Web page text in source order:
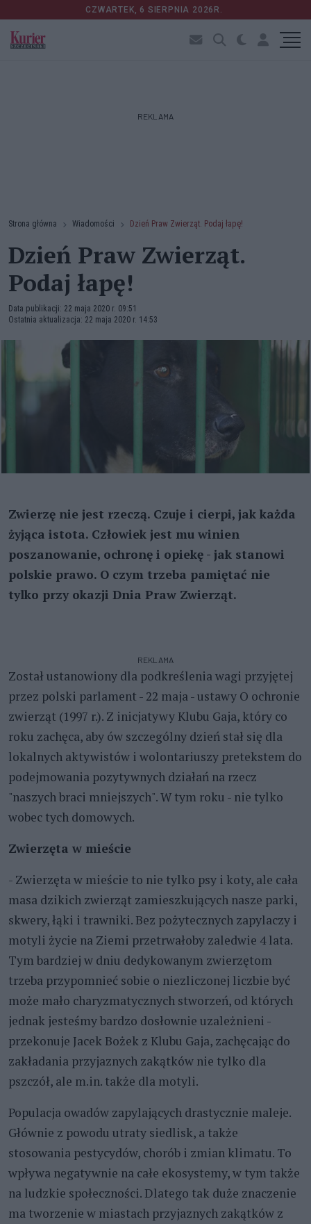
CZWARTEK, 6 SIERPNIA 2026R.
REKLAMA
Strona główna Wiadomości Dzień Praw Zwierząt. Podaj łapę!
Dzień Praw Zwierząt.
Podaj łapę!
Data publikacji: 22 maja 2020 r. 09:51
Ostatnia aktualizacja: 22 maja 2020 r. 14:53
Zwierzę nie jest rzeczą. Czuje i cierpi, jak każda
żyjąca istota. Człowiek jest mu winien
poszanowanie, ochronę i opiekę - jak stanowi
polskie prawo. O czym trzeba pamiętać nie
tylko przy okazji Dnia Praw Zwierząt.
REKLAMA
Został ustanowiony dla podkreślenia wagi przyjętej
przez polski parlament - 22 maja - ustawy O ochronie
zwierząt (1997 r.). Z inicjatywy Klubu Gaja, który co
roku zachęca, aby ów szczególny dzień stał się dla
lokalnych aktywistów i wolontariuszy pretekstem do
podejmowania pozytywnych działań na rzecz
"naszych braci mniejszych". W tym roku - nie tylko
wobec tych domowych.
Zwierzęta w mieście
- Zwierzęta w mieście to nie tylko psy i koty, ale cała
masa dzikich zwierząt zamieszkujących nasze parki,
skwery, łąki i trawniki. Bez pożytecznych zapylaczy i
motyli życie na Ziemi przetrwałoby zaledwie 4 lata.
Tym bardziej w dniu dedykowanym zwierzętom
trzeba przypomnieć sobie o niezliczonej liczbie być
może mało charyzmatycznych stworzeń, od których
jednak jesteśmy bardzo dosłownie uzależnieni -
przekonuje Jacek Bożek z Klubu Gaja, zachęcając do
zakładania przyjaznych zakątków nie tylko dla
pszczół, ale m.in. także dla motyli.
Populacja owadów zapylających drastycznie maleje.
Głównie z powodu utraty siedlisk, a także
stosowania pestycydów, chorób i zmian klimatu. To
wpływa negatywnie na całe ekosystemy, w tym także
na ludzkie społeczności. Dlatego tak duże znaczenie
ma tworzenie w miastach przyjaznych zakątków z